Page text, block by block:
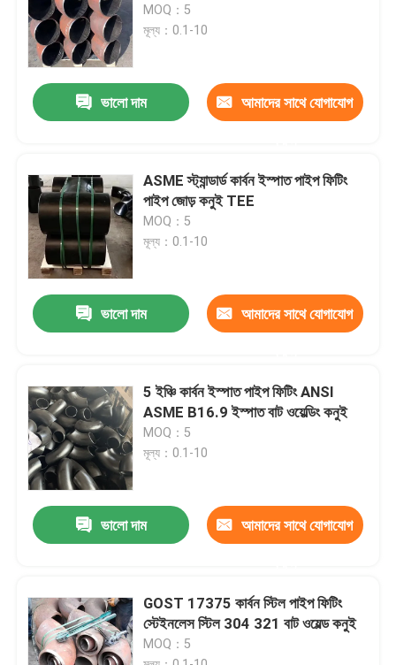
পণ্য
আমাদের সম্পর্কে
কারখানা ভ্রমণ
আমাদের সাথে যোগাযোগ করুন
উদ্ধৃতির জন্য আবেদন
ইস্পাত পাইপ ফ্ল্যাঞ্জ
DIN পাইপ ফ্ল্যাঞ্জ
ANSI পাইপ ফ্ল্যাঞ্জ
MOQ：5
মূল্য：0.1-10
ভালো দাম আমাদের সাথে যোগাযোগ
ASME স্ট্যান্ডার্ড কার্বন ইস্পাত পাইপ ফিটিং
পাইপ জোড় কনুই TEE
MOQ：5
মূল্য：0.1-10
ভালো দাম আমাদের সাথে যোগাযোগ
5 ইঞ্চি কার্বন ইস্পাত পাইপ ফিটিং ANSI
ASME B16.9 ইস্পাত বাট ওয়েল্ডিং কনুই
MOQ：5
মূল্য：0.1-10
ভালো দাম আমাদের সাথে যোগাযোগ
GOST 17375 কার্বন স্টিল পাইপ ফিটিং
স্টেইনলেস স্টিল 304 321 বাট ওয়েল্ড কনুই
MOQ：5